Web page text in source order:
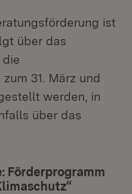
ist
über das
31. März und
werden, in
über das
Förderprogramm